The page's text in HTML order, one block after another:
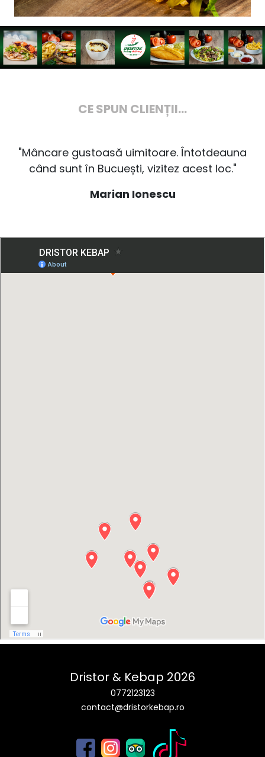
CE SPUN CLIENȚII...
"Mâncare gustoasă uimitoare. Întotdeauna
când sunt în Bucuești, vizitez acest loc."
Marian Ionescu
Dristor & Kebap 2026
0772123123
contact@dristorkebap.ro